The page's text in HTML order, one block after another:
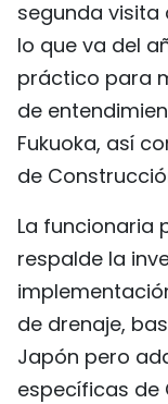
segunda visita
lo que va del
práctico para
de
Fukuoka, así
de
La funcionaria
respalde la
de drenaje,
Japón pero
específicas de